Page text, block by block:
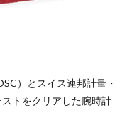
）とスイス連邦計量・
トをクリアした腕時計